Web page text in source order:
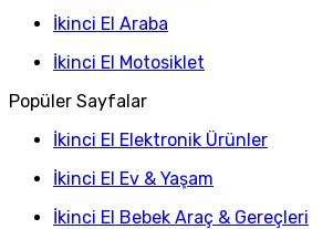
İkinci El Araba
İkinci El Motosiklet
Popüler Sayfalar
İkinci El Elektronik Ürünler
İkinci El Ev & Yaşam
İkinci El Bebek Araç & Gereçleri